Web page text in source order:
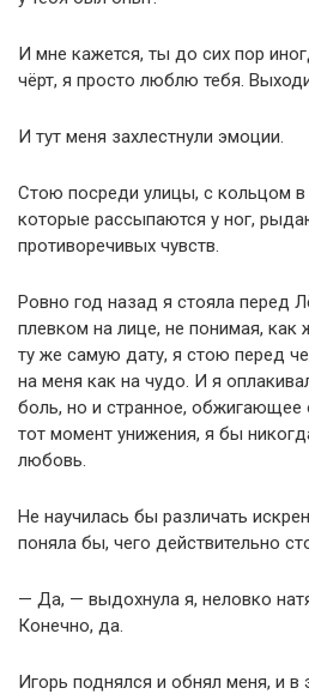
И мне кажется, ты до сих пор
чёрт, я просто люблю тебя.
И тут меня захлестнули эмоции.
Стою посреди улицы, с кольцом в
которые рассыпаются у ног,
противоречивых чувств.
Ровно год назад я стояла перед
плевком на лице, не понимая, как
ту же самую дату, я стою перед
на меня как на чудо. И я
боль, но и странное,
тот момент унижения, я бы
любовь.
Не научилась бы различать
поняла бы, чего действительно
— Да, — выдохнула я, неловко
Конечно, да.
Игорь поднялся и обнял меня, и